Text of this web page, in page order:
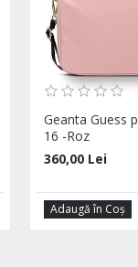
Geanta Guess
16 -Roz
360,00 Lei
Adaugă în Coş